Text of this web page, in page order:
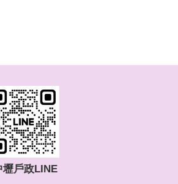
壢戶政LINE